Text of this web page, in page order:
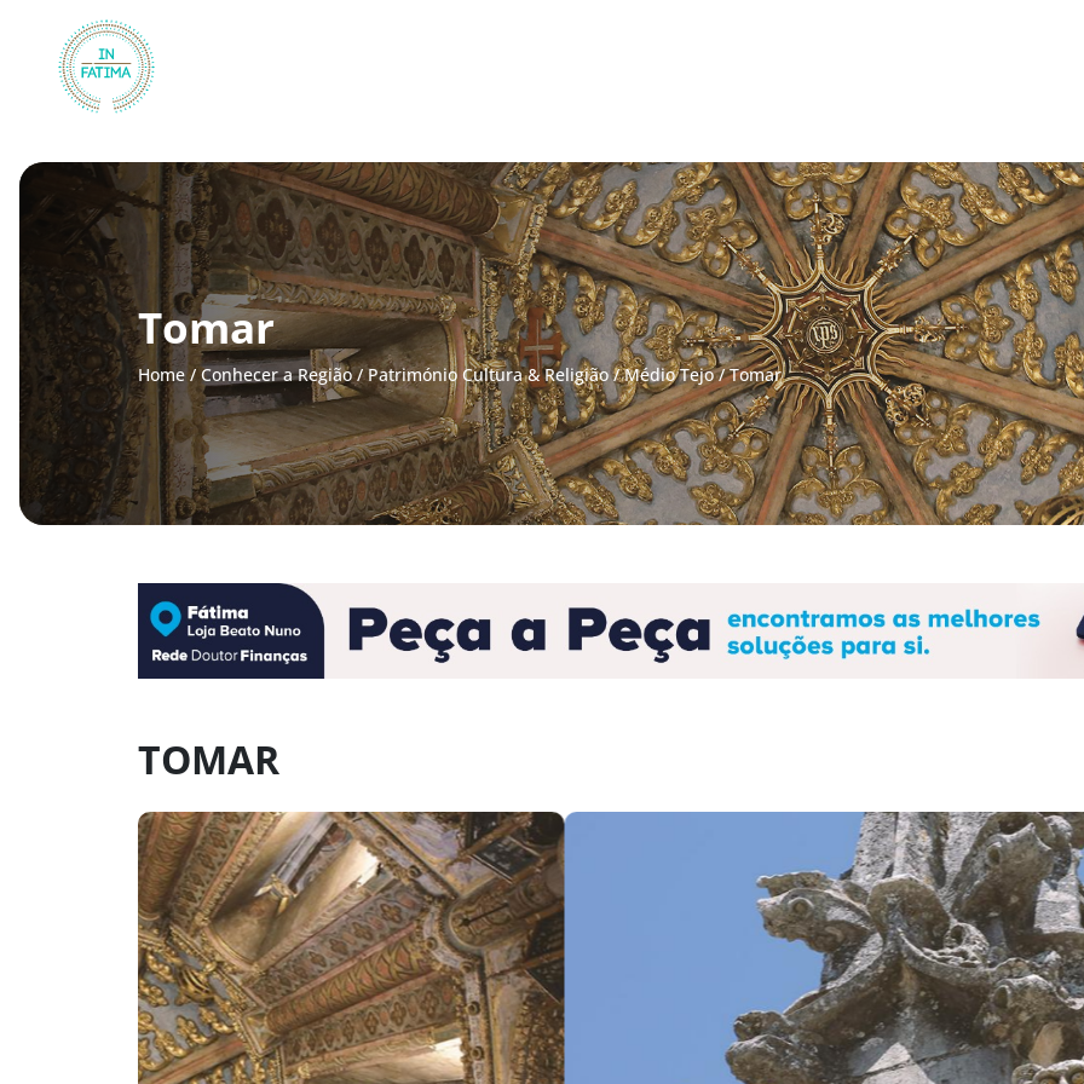
Tomar
Home / Conhecer a Região /Património Cultura & Religião /Médio Tejo/Tomar
TOMAR